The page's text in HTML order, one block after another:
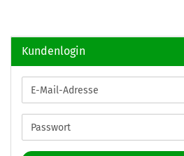
Kundenlogin
E-
Mail-
Adresse
Passwort